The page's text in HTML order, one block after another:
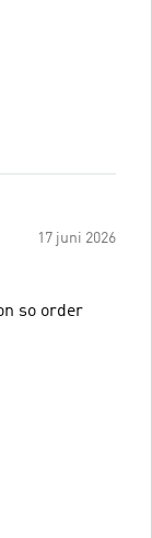
17 juni 2026
so order